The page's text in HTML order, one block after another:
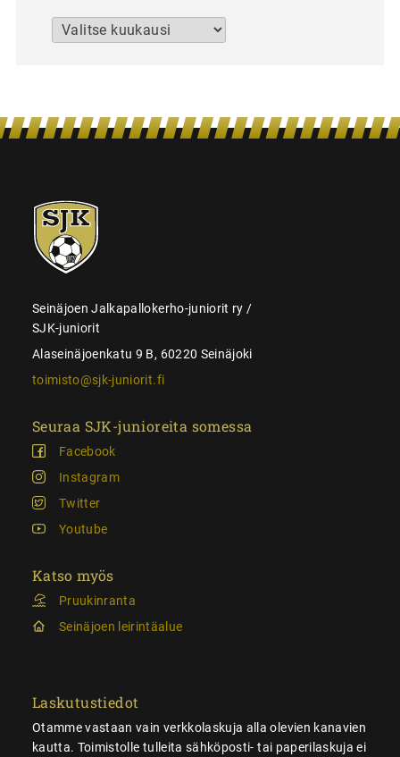
Arkistot
SJK-
juniorit
Seinäjoen Jalkapallokerho-juniorit ry /
SJK-juniorit
Alaseinäjoenkatu 9 B, 60220 Seinäjoki
toimisto@sjk-juniorit.fi
Seuraa SJK-junioreita somessa
Facebook
Instagram
Twitter
Youtube
Katso myös
Pruukinranta
Seinäjoen leirintäalue
Laskutustiedot
Otamme vastaan vain verkkolaskuja alla olevien kanavien
kautta. Toimistolle tulleita sähköposti- tai paperilaskuja ei